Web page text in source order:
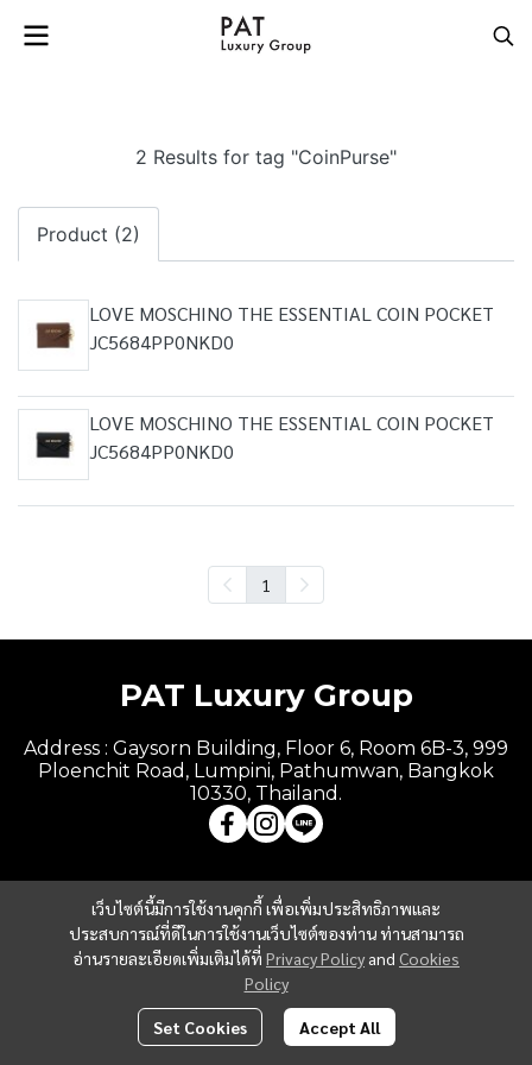
2 Results for tag "CoinPurse"
Product (2)
LOVE MOSCHINO THE ESSENTIAL COIN POCKET
JC5684PP0NKD0
LOVE MOSCHINO THE ESSENTIAL COIN POCKET
JC5684PP0NKD0
1
เว็บไซต์นี้มีการใช้งานคุกกี้ เพื่อเพิ่มประสิทธิภาพและ
ประสบการณ์ที่ดีในการใช้งานเว็บไซต์ของท่าน ท่านสามารถ
อ่านรายละเอียดเพิ่มเติมได้ที่ Privacy Policy and Cookies
Policy
Set Cookies Accept All
PAT Luxury Group
Address : Gaysorn Building, Floor 6, Room 6B-3, 999
Ploenchit Road, Lumpini, Pathumwan, Bangkok
10330, Thailand.